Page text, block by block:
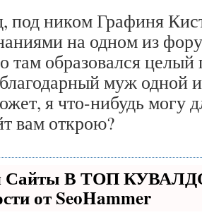
под ником Графиня
на одном из
там образовался
муж одной
я что-нибудь могу
вам открою?
Сайты В ТОП
от SeoHammer